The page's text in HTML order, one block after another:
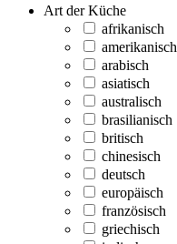
Art der Küche
afrikanisch
amerikanisch
arabisch
asiatisch
australisch
brasilianisch
britisch
chinesisch
deutsch
europäisch
französisch
griechisch